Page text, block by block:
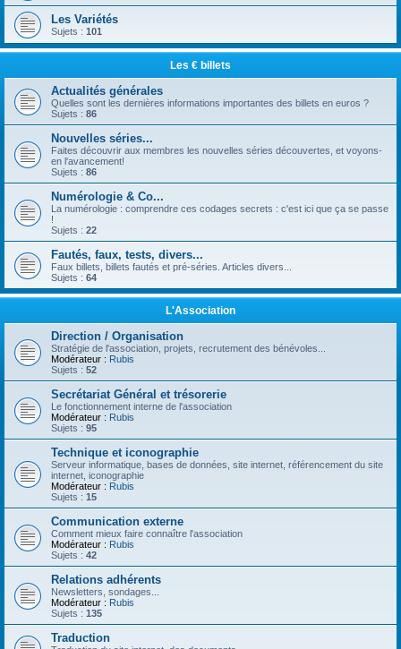
Les Variétés
Sujets : 101
Les € billets
Actualités générales
Quelles sont les dernières informations importantes des billets en euros ?
Sujets : 86
Nouvelles séries...
Faites découvrir aux membres les nouvelles séries découvertes, et voyons-
en l'avancement!
Sujets : 86
Numérologie & Co...
La numérologie : comprendre ces codages secrets : c'est ici que ça se passe
!
Sujets : 22
Fautés, faux, tests, divers...
Faux billets, billets fautés et pré-séries. Articles divers...
Sujets : 64
L'Association
Direction / Organisation
Stratégie de l'association, projets, recrutement des bénévoles...
Modérateur : Rubis
Sujets : 52
Secrétariat Général et trésorerie
Le fonctionnement interne de l'association
Modérateur : Rubis
Sujets : 95
Technique et iconographie
Serveur informatique, bases de données, site internet, référencement du site
internet, iconographie
Modérateur : Rubis
Sujets : 15
Communication externe
Comment mieux faire connaître l'association
Modérateur : Rubis
Sujets : 42
Relations adhérents
Newsletters, sondages...
Modérateur : Rubis
Sujets : 135
Traduction